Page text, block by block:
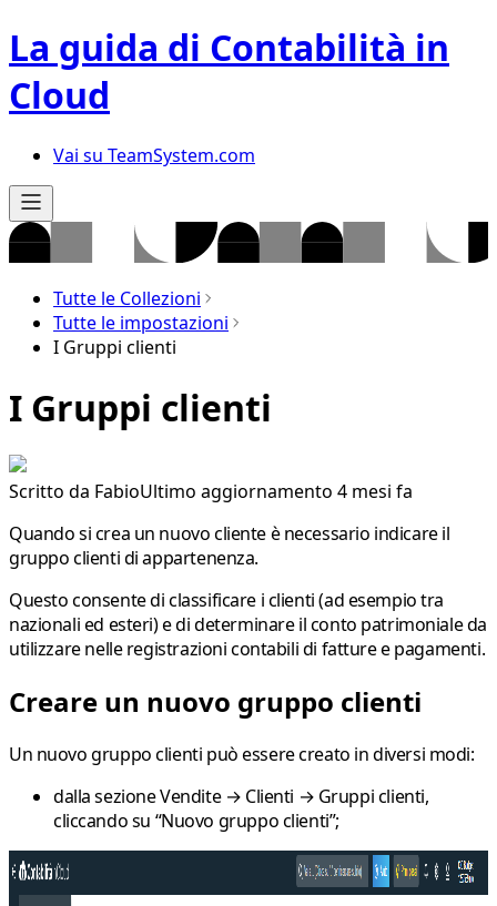
La guida di Contabilità in
Cloud
Vai su TeamSystem.com
Tutte le Collezioni
Tutte le impostazioni
I Gruppi clienti
I Gruppi clienti
Scritto da FabioUltimo aggiornamento 4 mesi fa
Quando si crea un nuovo cliente è necessario indicare il
gruppo clienti di appartenenza.
Questo consente di classificare i clienti (ad esempio tra
nazionali ed esteri) e di determinare il conto patrimoniale da
utilizzare nelle registrazioni contabili di fatture e pagamenti.
Creare un nuovo gruppo clienti
Un nuovogruppo clienti può essere creato in diversi modi:
dalla sezioneVendite → Clienti → Gruppi clienti,
cliccando su “Nuovo gruppo clienti”;